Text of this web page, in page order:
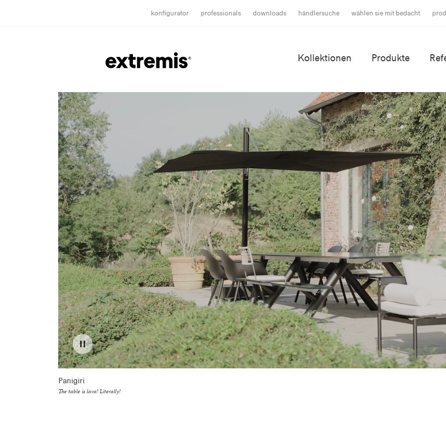
konfigurator professionals downloads händlersuche wählen sie mit bedacht
Kollektionen Produkte
Panigiri
The table is lava! Literally!